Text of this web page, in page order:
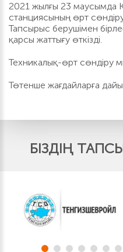
2021 жылғы 23
станциясының өрт
Тапсырыс берушімен
қарсы жаттығу өткізді.
Техникалық-өрт сөндіру
Төтенше жағдайларға
БІЗДІҢ